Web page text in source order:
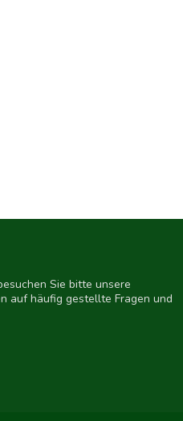
Sie bitte unsere
auf häufig gestellte Fragen und